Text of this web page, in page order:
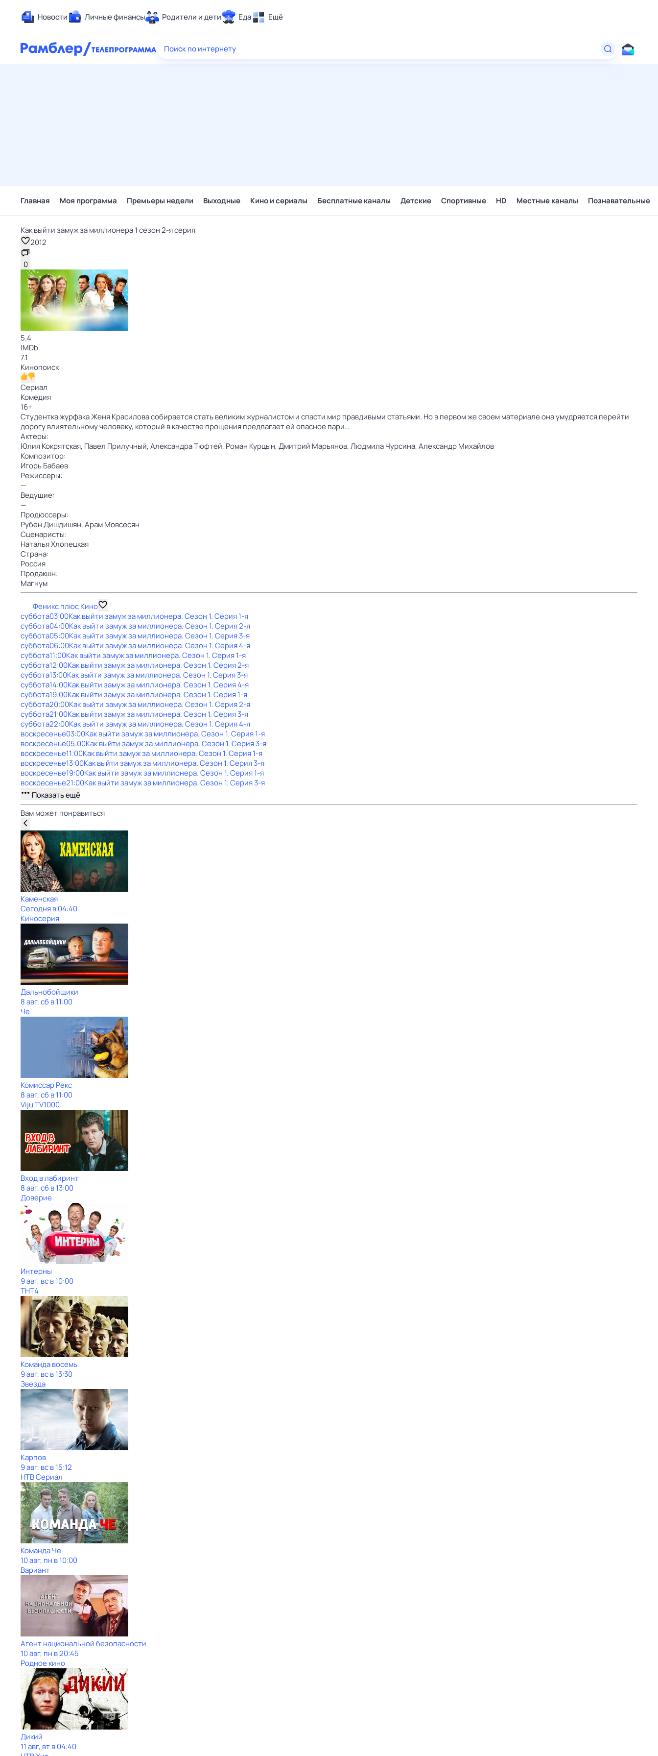
Новости Личные финансы Родители и дети Еда Ещё
Здоровье
Поиск по интернету
Главная Моя программа Премьеры недели Выходные Кино и сериалы Бесплатные каналы Детские Спортивные HD Местные каналы Познавательные
Как выйти замуж за миллионера 1 сезон 2-я серия
2012
0
5.4
IMDb
7.1
Кинопоиск
Сериал
Комедия
16+
Студентка журфака Женя Красилова собирается стать великим журналистом и спасти мир правдивыми статьями. Но в первом же своем материале она умудряется перейти
дорогу влиятельному человеку, который в качестве прощения предлагает ей опасное пари…
Актеры:
Юлия Кокрятская, Павел Прилучный,Александра Тюфтей, Роман Курцын,Дмитрий Марьянов,Людмила Чурсина,Александр Михайлов
Композитор:
Игорь Бабаев
Режиссеры:
—
Ведущие:
—
Продюссеры:
Рубен Дишдишян,Арам Мовсесян
Сценаристы:
Наталья Хлопецкая
Страна:
Россия
Продакшн:
Магнум
Феникс плюс Кино
суббота03:00Как выйти замуж за миллионера. Сезон 1. Серия 1-я
суббота04:00Как выйти замуж за миллионера. Сезон 1. Серия 2-я
суббота05:00Как выйти замуж за миллионера. Сезон 1. Серия 3-я
суббота06:00Как выйти замуж за миллионера. Сезон 1. Серия 4-я
суббота11:00Как выйти замуж за миллионера. Сезон 1. Серия 1-я
суббота12:00Как выйти замуж за миллионера. Сезон 1. Серия 2-я
суббота13:00Как выйти замуж за миллионера. Сезон 1. Серия 3-я
суббота14:00Как выйти замуж за миллионера. Сезон 1. Серия 4-я
суббота19:00Как выйти замуж за миллионера. Сезон 1. Серия 1-я
суббота20:00Как выйти замуж за миллионера. Сезон 1. Серия 2-я
суббота21:00Как выйти замуж за миллионера. Сезон 1. Серия 3-я
суббота22:00Как выйти замуж за миллионера. Сезон 1. Серия 4-я
воскресенье03:00Как выйти замуж за миллионера. Сезон 1. Серия 1-я
воскресенье05:00Как выйти замуж за миллионера. Сезон 1. Серия 3-я
воскресенье11:00Как выйти замуж за миллионера. Сезон 1. Серия 1-я
воскресенье13:00Как выйти замуж за миллионера. Сезон 1. Серия 3-я
воскресенье19:00Как выйти замуж за миллионера. Сезон 1. Серия 1-я
воскресенье21:00Как выйти замуж за миллионера. Сезон 1. Серия 3-я
Показать ещё
Вам может понравиться
Каменская
Сегодня в 04:40
Киносерия
Дальнобойщики
8 авг, сб в 11:00
Че
Комиссар Рекс
8 авг, сб в 11:00
Viju TV1000
Вход в лабиринт
8 авг, сб в 13:00
Доверие
Интерны
9 авг, вс в 10:00
ТНТ4
Команда восемь
9 авг, вс в 13:30
Звезда
Карпов
9 авг, вс в 15:12
НТВ Сериал
Команда Че
10 авг, пн в 10:00
Вариант
Агент национальной безопасности
10 авг, пн в 20:45
Родное кино
Дикий
11 авг, вт в 04:40